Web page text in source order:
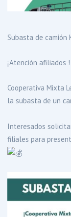
Subasta de camión
¡Atención afiliados !
Cooperativa Mixta
la subasta de un
Interesados
filiales para